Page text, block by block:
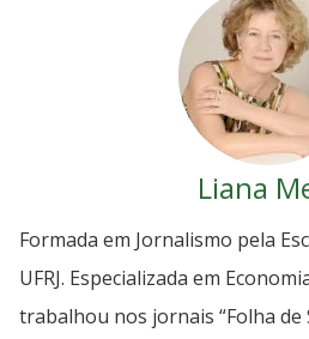
Liana
Formada em Jornalismo pela
UFRJ. Especializada em
trabalhou nos jornais “Folha de